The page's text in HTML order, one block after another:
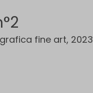
fine art, 2023